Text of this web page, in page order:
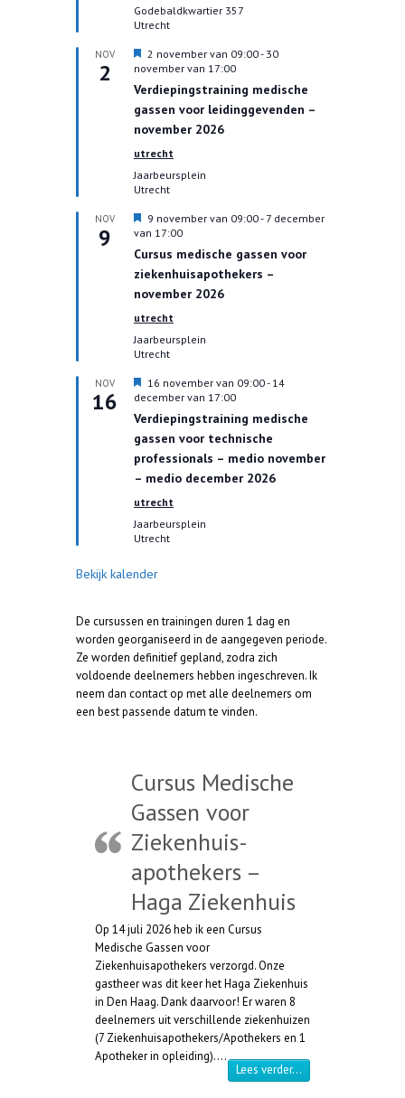
h
t
Godebaldkwartier 357
Utrecht
NOV
2
U
i
g
e
l
c
t
2 november van 09:00- 30
november van 17:00
Verdiepingstraining medische
gassen voor leidinggevenden –
november 2026
utrecht
Jaarbeursplein
Utrecht
NOV
9
U
i
g
e
l
c
t
9 november van 09:00- 7 december
van 17:00
Cursus medische gassen voor
ziekenhuisapothekers –
november 2026
utrecht
Jaarbeursplein
Utrecht
NOV
16
U
i
g
e
l
c
h
t
16 november van 09:00- 14
december van 17:00
Verdiepingstraining medische
gassen voor technische
professionals – medio november
– medio december 2026
utrecht
Jaarbeursplein
Utrecht
Bekijk kalender
De cursussen en trainingen duren 1 dag en
worden georganiseerd in de aangegeven periode.
Ze worden definitief gepland, zodra zich
voldoende deelnemers hebben ingeschreven. Ik
neem dan contact op met alle deelnemers om
een best passende datum te vinden.
Cursus Medische
Gassen voor
Ziekenhuis-
apothekers –
Haga Ziekenhuis
Op 14 juli 2026 heb ik een Cursus
Medische Gassen voor
Ziekenhuisapothekers verzorgd. Onze
gastheer was dit keer het Haga Ziekenhuis
in Den Haag. Dank daarvoor! Er waren 8
deelnemers uit verschillende ziekenhuizen
(7 Ziekenhuisapothekers/Apothekers en 1
Apotheker in opleiding).…
Lees verder…